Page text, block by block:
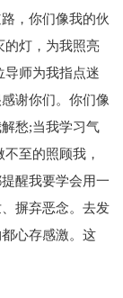
，你们像我的伙
的灯，为我照亮
导师为我指点迷
谢你们。你们像
愁;当我学习气
至的照顾我，
醒我要学会用一
摒弃恶念。去发
心存感激。这